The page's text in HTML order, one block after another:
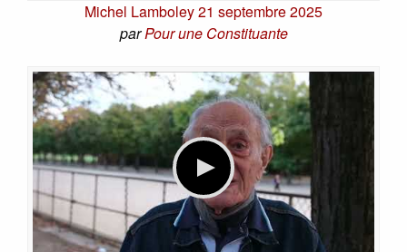
Michel Lamboley 21 septembre 2025
parPour une Constituante